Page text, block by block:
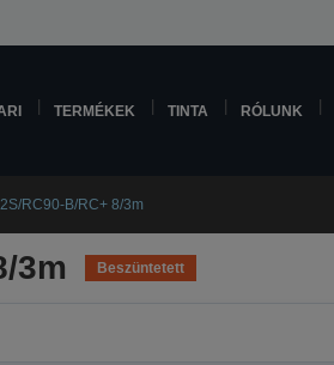
TERMÉKEK TINTA RÓLUNK
RC90-B/RC+ 8/3m
3m Beszüntetett